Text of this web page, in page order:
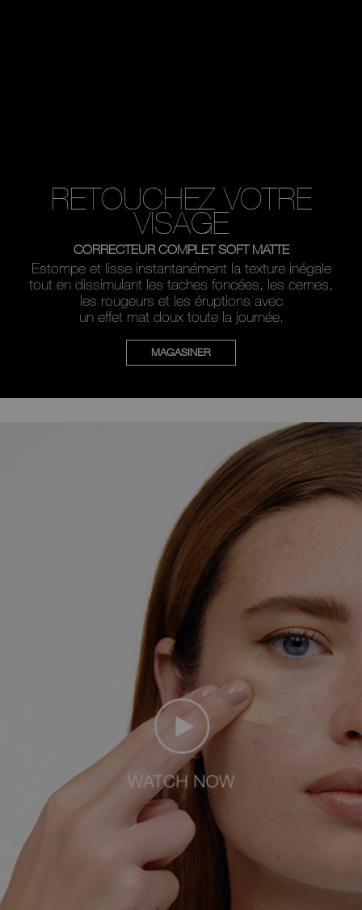
RETOUCHEZ VOTRE
VISAGE
CORRECTEUR COMPLET SOFT MATTE
Estompe et lisse instantanément la texture inégale
tout en dissimulant les taches foncées, les cernes,
les rougeurs et les éruptions avec
un effet mat doux toute la journée.
MAGASINER